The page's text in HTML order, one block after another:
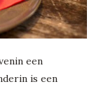
een
is een